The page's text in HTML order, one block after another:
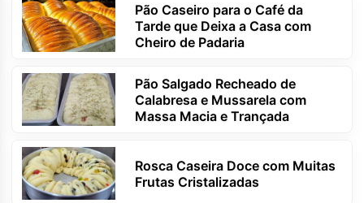
Pão Caseiro para o Café da
Tarde que Deixa a Casa com
Cheiro de Padaria
Pão Salgado Recheado de
Calabresa e Mussarela com
Massa Macia e Trançada
Rosca Caseira Doce com Muitas
Frutas Cristalizadas